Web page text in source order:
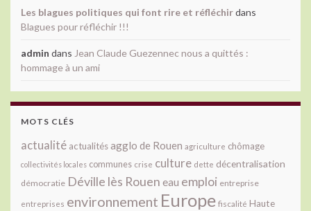
Les blagues politiques qui font rire et réfléchirdans
Blagues pour réfléchir !!!
admin dans Jean Claude Guezennec nous a quittés :
hommage à un ami
MOTS CLÉS
actualité actualitésagglo de Rouen agriculture chômage
collectivités locales communes crise culture dette décentralisation
démocratie Déville lès Rouen eau emploi entreprise
entreprises environnement Europe fiscalité Haute